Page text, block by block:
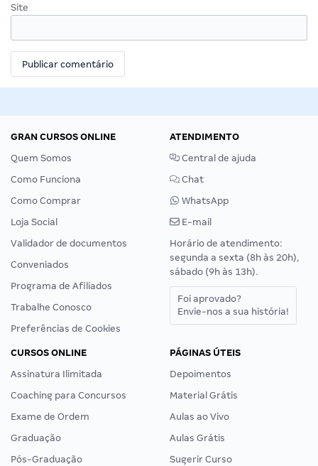
Site
GRAN CURSOS ONLINE
Quem Somos
Como Funciona
Como Comprar
Loja Social
Validador de documentos
Conveniados
Programa de Afiliados
Trabalhe Conosco
Preferências de Cookies
ATENDIMENTO
Central de ajuda
Chat
WhatsApp
E-mail
Horário de atendimento:
segunda a sexta (8h às 20h),
sábado (9h às 13h).
Foi aprovado?
Envie-nos a sua história!
CURSOS ONLINE
Assinatura Ilimitada
Coaching para Concursos
Exame de Ordem
Graduação
Pós-Graduação
PÁGINAS ÚTEIS
Depoimentos
Material Grátis
Aulas ao Vivo
Aulas Grátis
Sugerir Curso